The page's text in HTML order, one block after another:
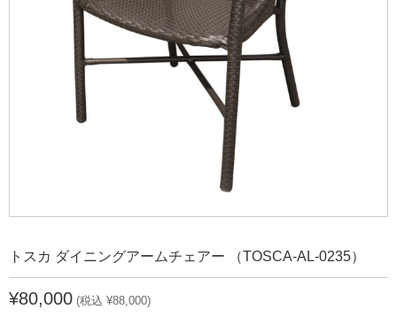
トスカ ダイニングアームチェアー （TOSCA-AL-0235）
¥80,000 (税込 ¥88,000)